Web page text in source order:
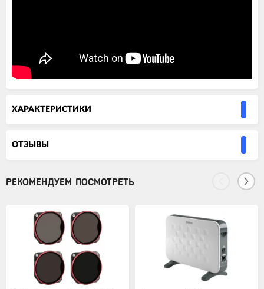
ХАРАКТЕРИСТИКИ
ОТЗЫВЫ
РЕКОМЕНДУЕМ ПОСМОТРЕТЬ